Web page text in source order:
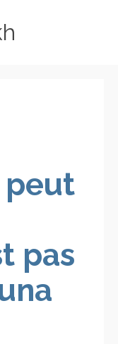
peut
pas